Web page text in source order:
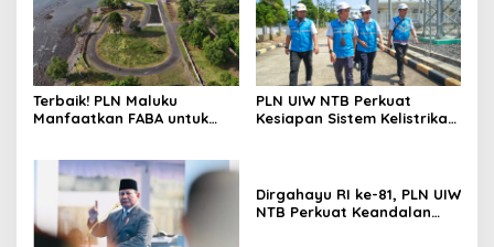
Terbaik! PLN Maluku
Manfaatkan FABA untuk
PLN UIW NTB Perkuat
Kesiapan Sistem Kelistrikan
Dirgahayu RI ke-81, PLN UIW
NTB Perkuat Keandalan